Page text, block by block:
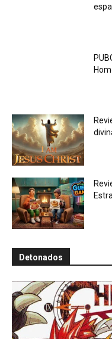
Detonados